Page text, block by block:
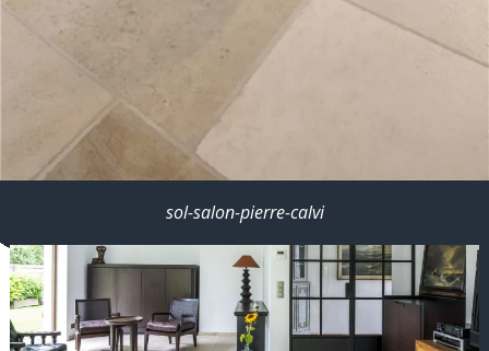
sol-salon-pierre-calvi